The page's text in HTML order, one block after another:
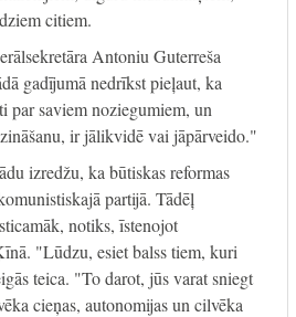
citiem.
Antoniu Guterreša
gadījumā nedrīkst pieļaut, ka
par saviem noziegumiem, un
ir jālikvidē vai jāpārveido."
izredžu, ka būtiskas reformas
partijā. Tādēļ
notiks, īstenojot
"Lūdzu, esiet balss tiem, kuri
teica. "To darot, jūs varat sniegt
cieņas, autonomijas un cilvēka